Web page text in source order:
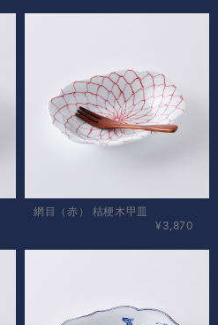
網目（赤） 桔梗木甲皿
¥3,870